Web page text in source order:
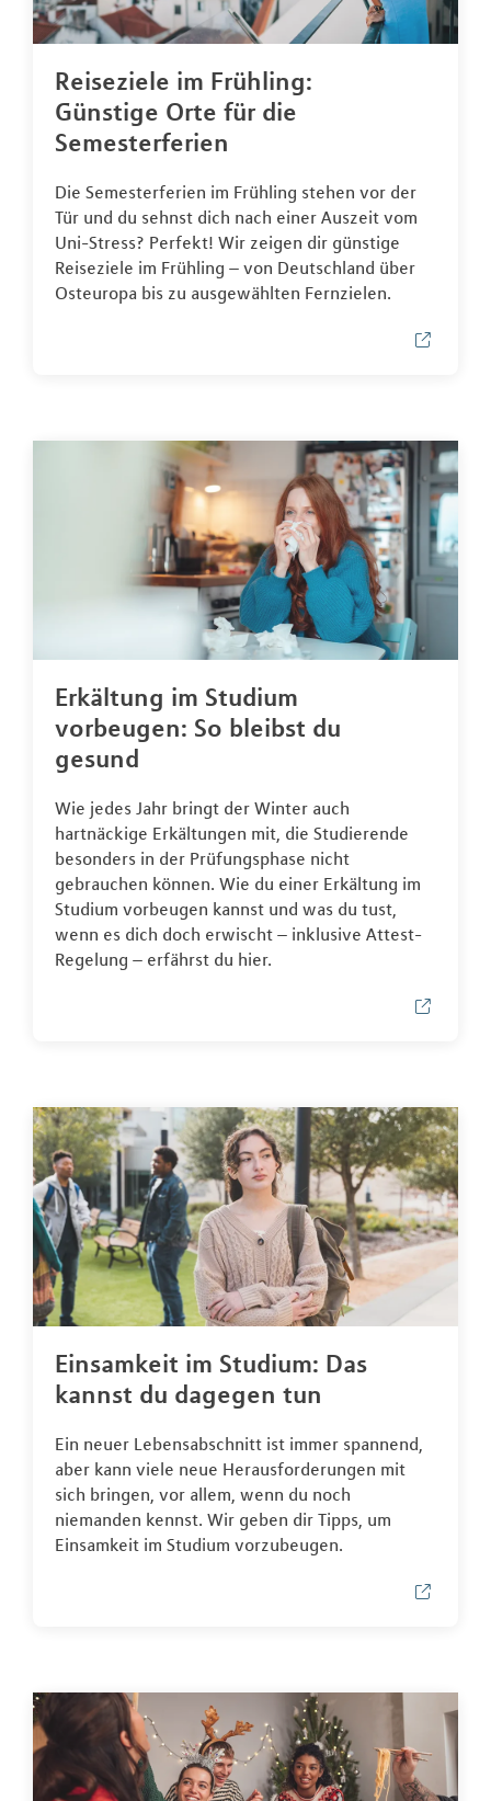
Reiseziele im Frühling:
Günstige Orte für die
Semesterferien
Die Semesterferien im Frühling stehen vor der
Tür und du sehnst dich nach einer Auszeit vom
Uni-Stress? Perfekt! Wir zeigen dir günstige
Reiseziele im Frühling – von Deutschland über
Osteuropa bis zu ausgewählten Fernzielen.
Erkältung im Studium
vorbeugen: So bleibst du
gesund
Wie jedes Jahr bringt der Winter auch
hartnäckige Erkältungen mit, die Studierende
besonders in der Prüfungsphase nicht
gebrauchen können. Wie du einer Erkältung im
Studium vorbeugen kannst und was du tust,
wenn es dich doch erwischt – inklusive Attest-
Regelung – erfährst du hier.
Einsamkeit im Studium: Das
kannst du dagegen tun
Ein neuer Lebensabschnitt ist immer spannend,
aber kann viele neue Herausforderungen mit
sich bringen, vor allem, wenn du noch
niemanden kennst. Wir geben dir Tipps, um
Einsamkeit im Studium vorzubeugen.